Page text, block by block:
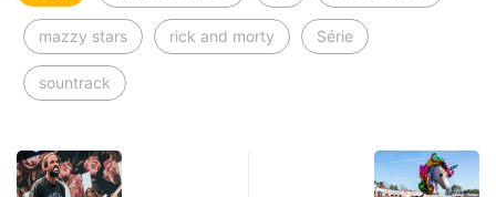
mazzy stars rick and morty Série
sountrack